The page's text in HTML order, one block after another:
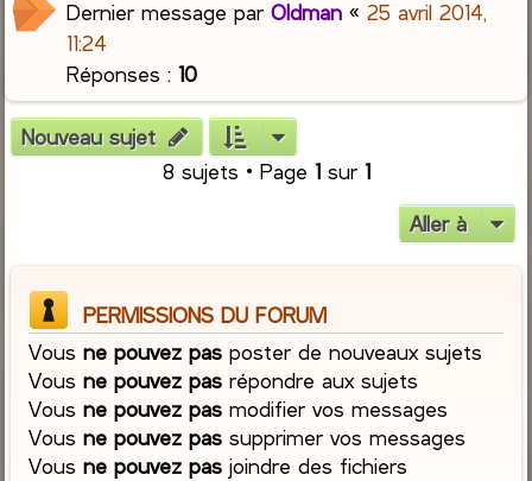
Dernier message parOldman «25 avril 2014,
11:24
Réponses :10
Nouveau sujet
8 sujets • Page 1sur 1
Aller à
PERMISSIONS DU FORUM
Vousne pouvez pas poster de nouveaux sujets
Vousne pouvez pas répondre aux sujets
Vousne pouvez pas modifier vos messages
Vousne pouvez pas supprimer vos messages
Vousne pouvez pas joindre des fichiers